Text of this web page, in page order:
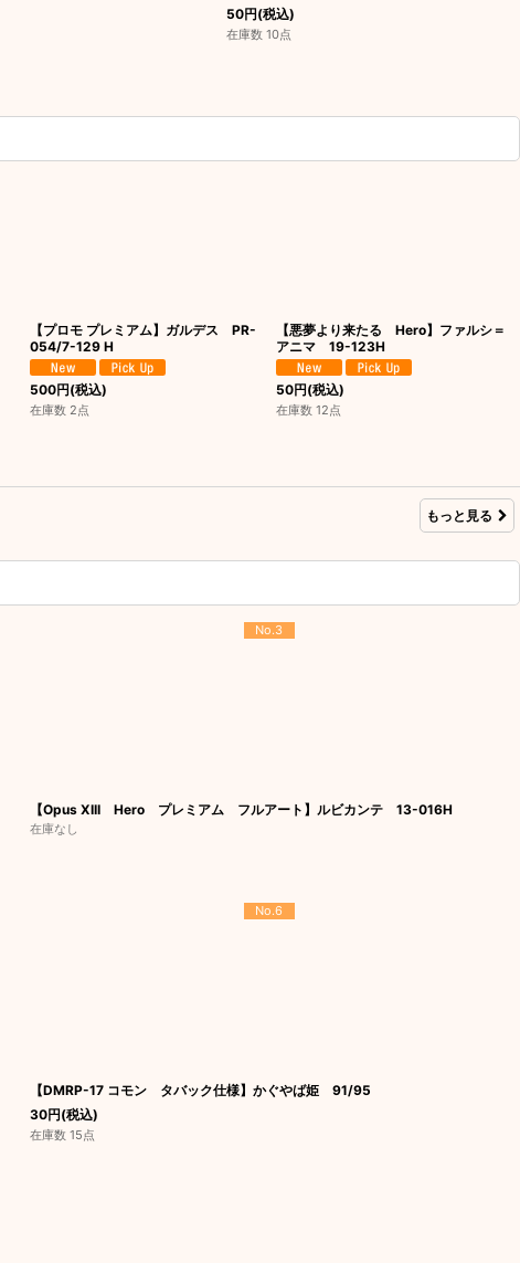
50円(税込)
在庫数 10点
【プロモ プレミアム】ガルデス PR-
054/7-129 H
500円(税込)
在庫数 2点
【悪夢より来たる Hero】ファルシ＝
アニマ 19-123H
50円(税込)
在庫数 12点
もっと見る
No.3
【Opus XIII Hero プレミアム フルアート】ルビカンテ 13-016H
在庫なし
No.6
【DMRP-17 コモン タバック仕様】かぐやば姫 91/95
30円(税込)
在庫数 15点